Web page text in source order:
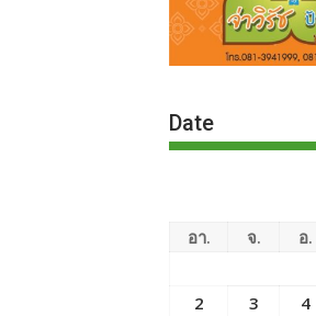
Date
อา. จ. อ.
2
3 4